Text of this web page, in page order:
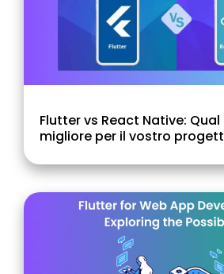
Flutter vs React Native:
migliore per il vostro